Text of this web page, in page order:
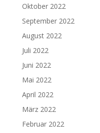
Oktober 2022
September 2022
August 2022
Juli 2022
Juni 2022
Mai 2022
April 2022
März 2022
Februar 2022